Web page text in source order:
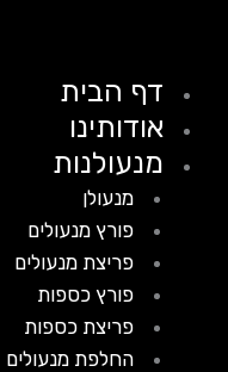
דף הבית
אודותינו
מנעולנות
מנעולן
פורץ מנעולים
פריצת מנעולים
פורץ כספות
פריצת כספות
החלפת מנעולים